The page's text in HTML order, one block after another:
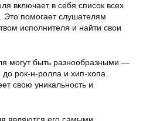
включает в себя список всех
Это помогает слушателям
исполнителя и найти свои
могут быть разнообразными —
рок-н-ролла и хип-хопа.
свою уникальность и